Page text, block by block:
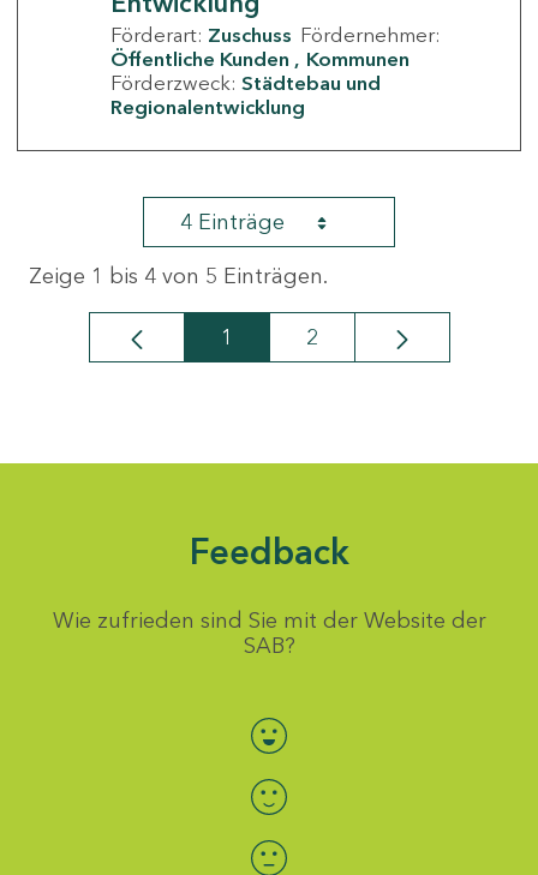
Förderart: Zuschuss Fördernehmer:
Öffentliche Kunden
Kommunen
Förderzweck: Städtebau und
Regionalentwicklung
4 Einträge
Zeige 1 bis 4 von 5 Einträgen.
Seite
1 Seite
2
Feedback
Wie zufrieden sind Sie mit der Website der
SAB?
Bewertung auswählen